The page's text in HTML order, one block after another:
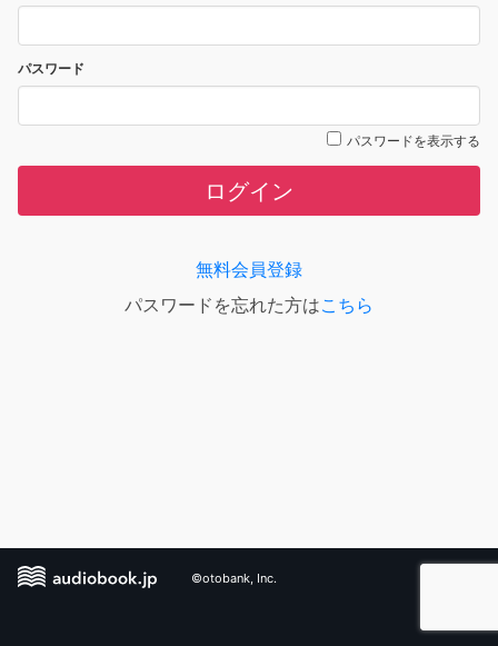
パスワード
パスワードを表示する
ログイン
無料会員登録
パスワードを忘れた方はこちら
©otobank, Inc.